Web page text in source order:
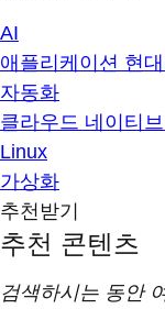
AI
애플리케이션 현
자동화
클라우드 네이티
Linux
가상화
추천받기
추천 콘텐츠
검색하시는 동안